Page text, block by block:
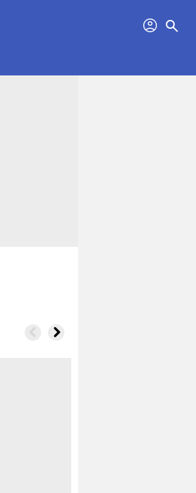
profil search